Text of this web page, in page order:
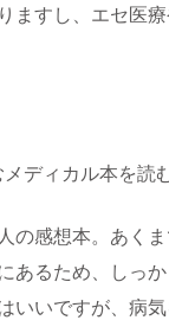
ますし、エセ医
ディカル本を読
の感想本。あく
あるため、しっ
いいですが、病